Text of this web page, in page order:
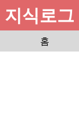
지식로그
홈